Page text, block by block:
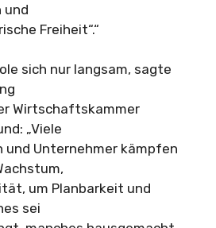
und
Freiheit“.“
sich nur langsam, sagte
Wirtschaftskammer
„Viele
und Unternehmer kämpfen
um Planbarkeit und
sei